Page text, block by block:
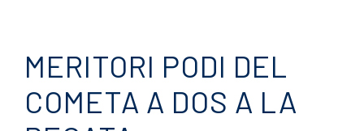
MERITORI PODI DEL
COMETA A DOS A LA